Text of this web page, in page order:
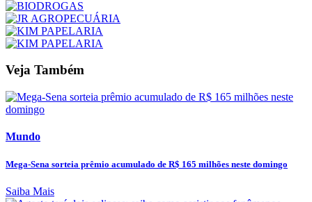
Veja Também
Mundo
Mega-Sena sorteia prêmio acumulado de R$ 165 milhões neste domingo
Saiba Mais